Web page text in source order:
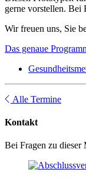
gerne vorstellen. Bei
Wir freuen uns, Sie
Das genaue
Alle Termine
Kontakt
Bei Fragen zu dieser